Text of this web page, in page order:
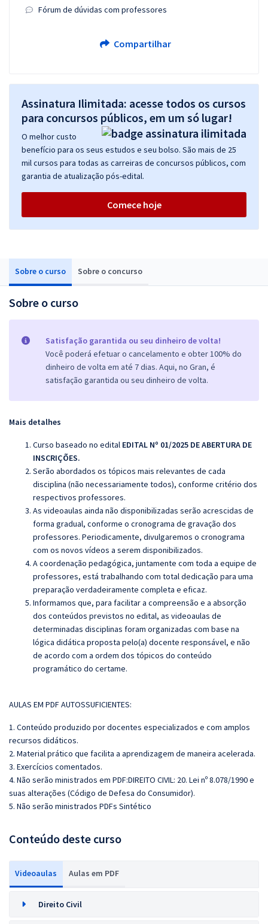
Sobre o curso Sobre o concurso
Sobre o curso
Satisfação garantida ou seu dinheiro de volta!
Você poderá efetuar o cancelamento e obter 100% do
dinheiro de volta em até 7 dias. Aqui, no Gran, é
satisfação garantida ou seu dinheiro de volta.
Mais detalhes
Curso baseado no edital EDITAL Nº 01/2025 DE ABERTURA DE
INSCRIÇÕES.
Serão abordados os tópicos mais relevantes de cada
disciplina (não necessariamente todos), conforme critério dos
respectivos professores.
As videoaulas ainda não disponibilizadas serão acrescidas de
forma gradual, conforme o cronograma de gravação dos
professores. Periodicamente, divulgaremos o cronograma
com os novos vídeos a serem disponibilizados.
A coordenação pedagógica, juntamente com toda a equipe de
professores, está trabalhando com total dedicação para uma
preparação verdadeiramente completa e eficaz.
Informamos que, para facilitar a compreensão e a absorção
dos conteúdos previstos no edital, as videoaulas de
determinadas disciplinas foram organizadas com base na
lógica didática proposta pelo(a) docente responsável, e não
de acordo com a ordem dos tópicos do conteúdo
programático do certame.
AULAS EM PDF AUTOSSUFICIENTES:
1. Conteúdo produzido por docentes especializados e com amplos
recursos didáticos.
2. Material prático que facilita a aprendizagem de maneira acelerada.
3. Exercícios comentados.
4. Não serão ministrados em PDF:DIREITO CIVIL: 20. Lei nº 8.078/1990 e
suas alterações (Código de Defesa do Consumidor).
5. Não serão ministrados PDFs Sintético
Conteúdo deste curso
Videoaulas Aulas em PDF
Direito Civil
Fórum de dúvidas com professores
Compartilhar
Assinatura Ilimitada: acesse todos os cursos
para concursos públicos, em um só lugar!
O melhor custo
benefício para os seus estudos e seu bolso. São mais de 25
mil cursos para todas as carreiras de concursos públicos, com
garantia de atualização pós-edital.
Comece hoje